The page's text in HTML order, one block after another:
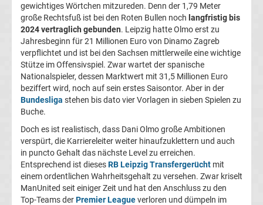
League
Ergebnisse
Europa
League
Tabelle
Europa
League
gewichtiges Wörtchen mitzureden. Denn der 1,79 Meter
große Rechtsfuß ist bei den Roten Bullen noch langfristig bis
2024 vertraglich gebunden. Leipzig hatte Olmo erst zu
Jahresbeginn für 21 Millionen Euro von Dinamo Zagreb
verpflichtet und ist bei den Sachsen mittlerweile eine wichtige
Stütze im Offensivspiel. Zwar wartet der spanische
Nationalspieler, dessen Marktwert mit 31,5 Millionen Euro
beziffert wird, noch auf sein erstes Saisontor. Aber in der
Bundesliga stehen bis dato vier Vorlagen in sieben Spielen zu
Buche.
Doch es ist realistisch, dass Dani Olmo große Ambitionen
verspürt, die Karriereleiter weiter hinaufzuklettern und auch
in puncto Gehalt das nächste Level zu erreichen.
Entsprechend ist diesesRB Leipzig Transfergerücht mit
einem ordentlichen Wahrheitsgehalt zu versehen. Zwar kriselt
ManUnited seit einiger Zeit und hat den Anschluss zu den
Top-Teams derPremier Leagueverloren und dümpeln im